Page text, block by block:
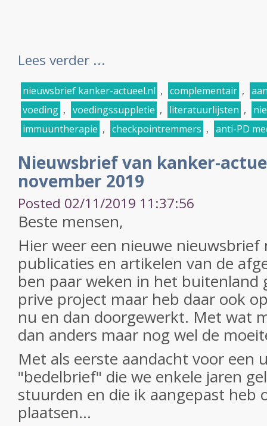
Lees verder ...
nieuwsbrief kanker-actueel.nl , complementair ,
voeding , voedingssuppletie , literatuurlijsten ,
immuuntherapie , checkpointremmers , anti-PD
Nieuwsbrief van kanker-
november 2019
Posted 02/11/2019 11:37:56
Beste mensen,
Hier weer een nieuwe nieuwsbrief
publicaties en artikelen van de
ben paar weken in het buitenland
prive project maar heb daar ook
nu en dan doorgewerkt. Met wat
dan anders maar nog wel de
Met als eerste aandacht voor een
"bedelbrief" die we enkele jaren
stuurden en die ik aangepast heb
plaatsen...